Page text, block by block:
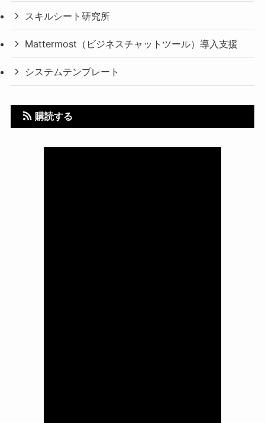
スキルシート研究所
Mattermost（ビジネスチャットツール）導入支援
システムテンプレート
購読する